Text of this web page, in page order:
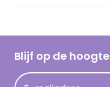
Hallmark Kaartclub
Acties
Cadeau inspiratie
Kaartinspiratie
Blijf op de hoogte